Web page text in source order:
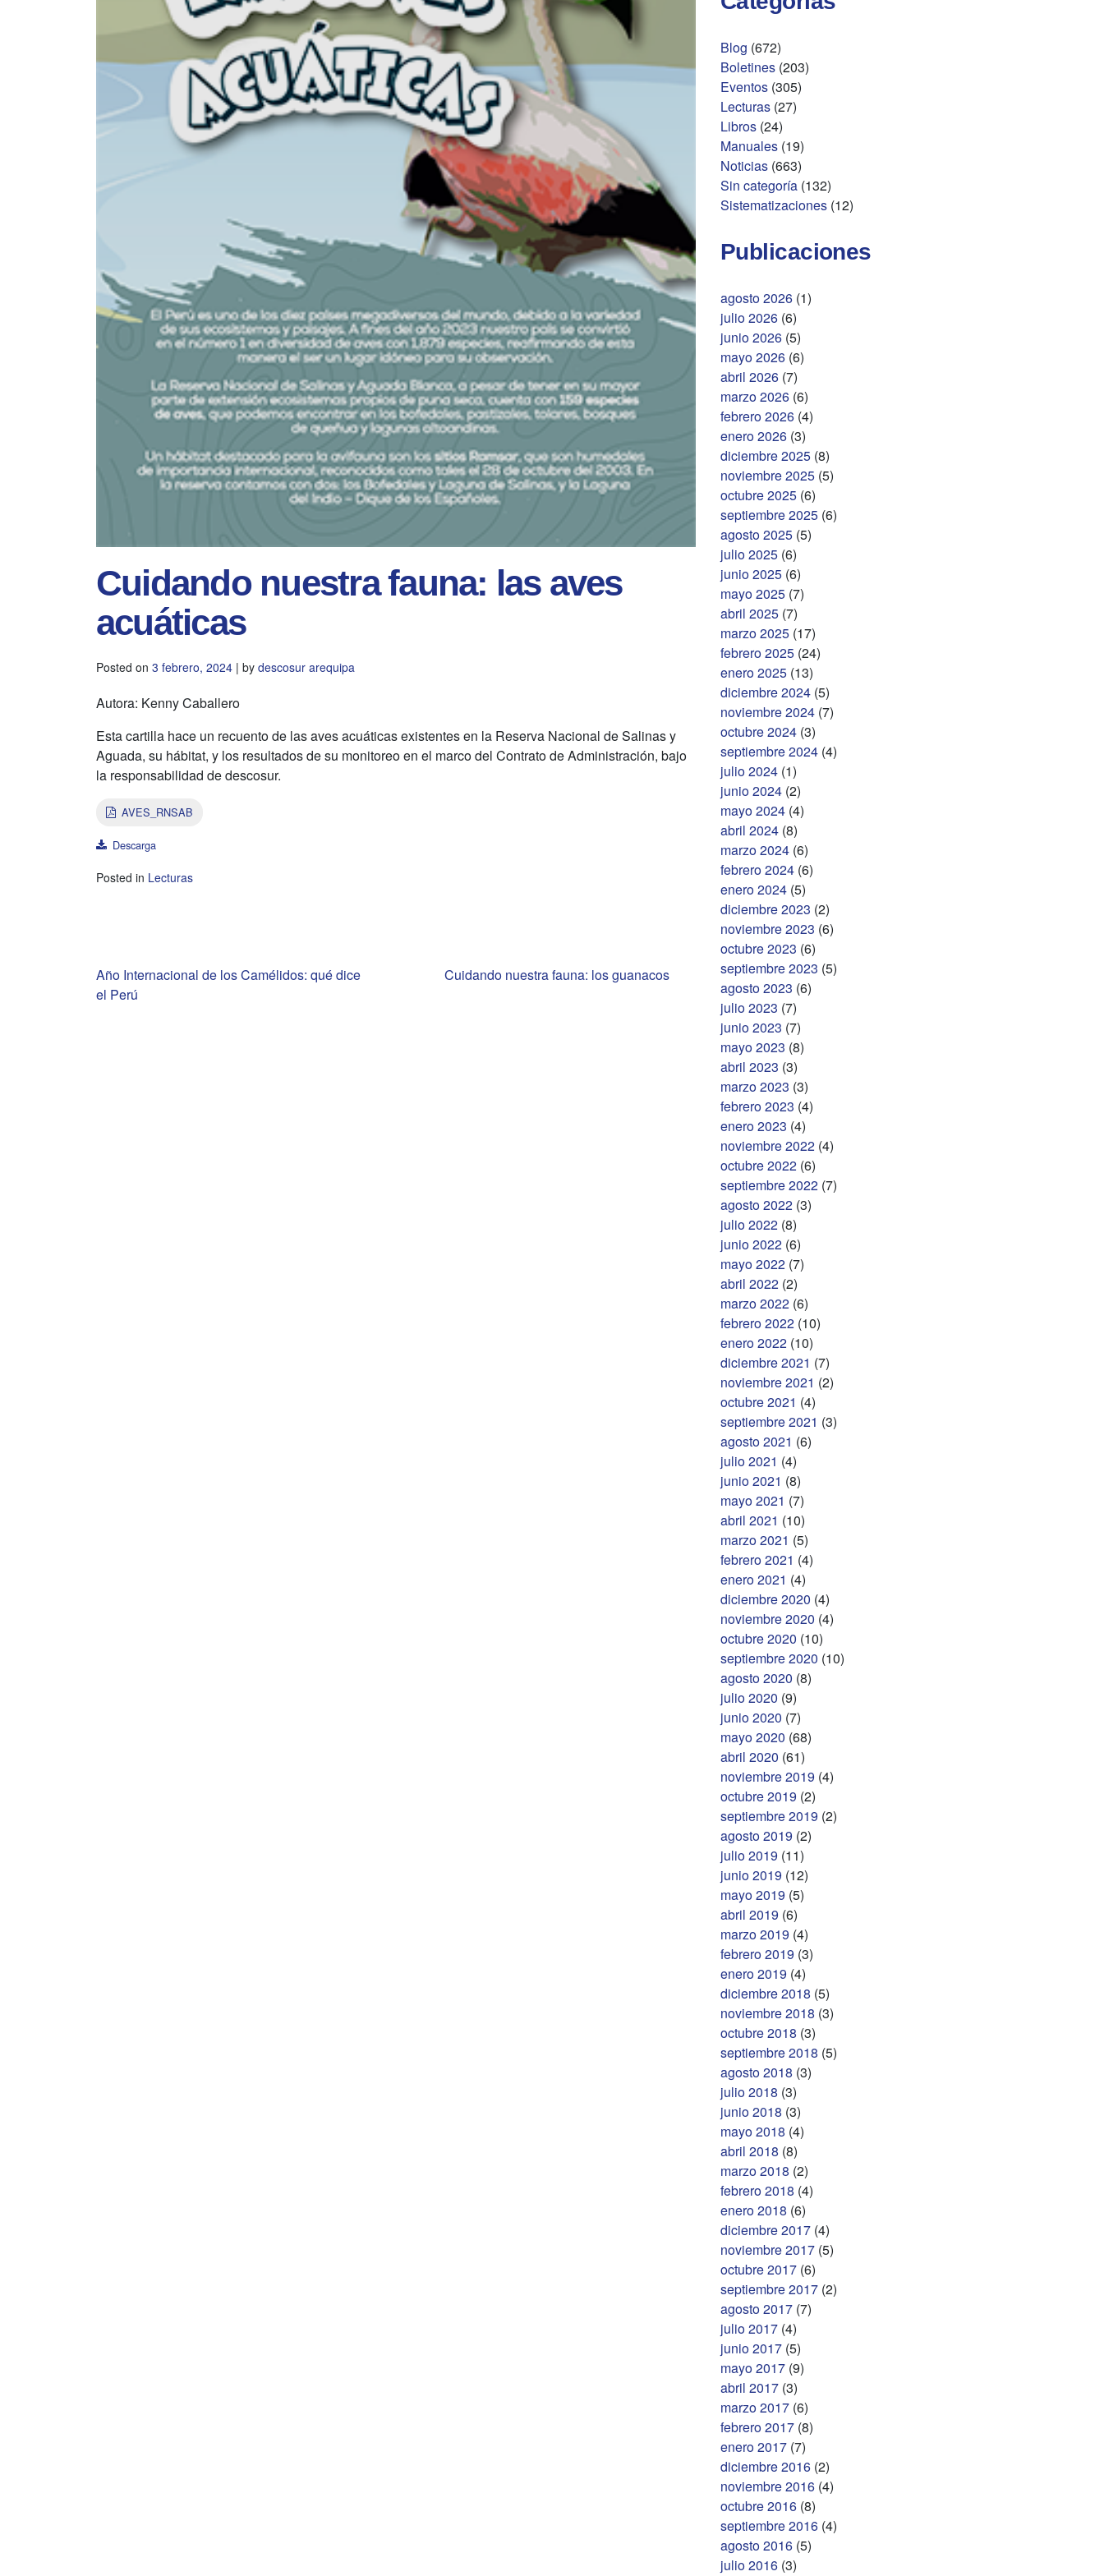
Cuidando nuestra fauna: las aves
acuáticas
Posted on 3 febrero, 2024 | by descosur arequipa
Autora: Kenny Caballero
Esta cartilla hace un recuento de las aves acuáticas existentes en la Reserva Nacional de Salinas y
Aguada, su hábitat, y los resultados de su monitoreo en el marco del Contrato de Administración, bajo
la responsabilidad de descosur.
AVES_RNSAB
Descarga
Posted in Lecturas
Navegación
Año Internacional de los Camélidos: qué dice
el Perú
Cuidando nuestra fauna: los guanacos
Blog (672)
Boletines (203)
Eventos (305)
Lecturas (27)
Libros (24)
Manuales (19)
Noticias (663)
Sin categoría (132)
Sistematizaciones (12)
Publicaciones
agosto 2026 (1)
julio 2026 (6)
junio 2026 (5)
mayo 2026 (6)
abril 2026 (7)
marzo 2026 (6)
febrero 2026 (4)
enero 2026 (3)
diciembre 2025 (8)
noviembre 2025 (5)
octubre 2025 (6)
septiembre 2025 (6)
agosto 2025 (5)
julio 2025 (6)
junio 2025 (6)
mayo 2025 (7)
abril 2025 (7)
marzo 2025 (17)
febrero 2025 (24)
enero 2025 (13)
diciembre 2024 (5)
noviembre 2024 (7)
octubre 2024 (3)
septiembre 2024 (4)
julio 2024 (1)
junio 2024 (2)
mayo 2024 (4)
abril 2024 (8)
marzo 2024 (6)
febrero 2024 (6)
enero 2024 (5)
diciembre 2023 (2)
noviembre 2023 (6)
octubre 2023 (6)
septiembre 2023 (5)
agosto 2023 (6)
julio 2023 (7)
junio 2023 (7)
mayo 2023 (8)
abril 2023 (3)
marzo 2023 (3)
febrero 2023 (4)
enero 2023 (4)
noviembre 2022 (4)
octubre 2022 (6)
septiembre 2022 (7)
agosto 2022 (3)
julio 2022 (8)
junio 2022 (6)
mayo 2022 (7)
abril 2022 (2)
marzo 2022 (6)
febrero 2022 (10)
enero 2022 (10)
diciembre 2021 (7)
noviembre 2021 (2)
octubre 2021 (4)
septiembre 2021 (3)
agosto 2021 (6)
julio 2021 (4)
junio 2021 (8)
mayo 2021 (7)
abril 2021 (10)
marzo 2021 (5)
febrero 2021 (4)
enero 2021 (4)
diciembre 2020 (4)
noviembre 2020 (4)
octubre 2020 (10)
septiembre 2020 (10)
agosto 2020 (8)
julio 2020 (9)
junio 2020 (7)
mayo 2020 (68)
abril 2020 (61)
noviembre 2019 (4)
octubre 2019 (2)
septiembre 2019 (2)
agosto 2019 (2)
julio 2019 (11)
junio 2019 (12)
mayo 2019 (5)
abril 2019 (6)
marzo 2019 (4)
febrero 2019 (3)
enero 2019 (4)
diciembre 2018 (5)
noviembre 2018 (3)
octubre 2018 (3)
septiembre 2018 (5)
agosto 2018 (3)
julio 2018 (3)
junio 2018 (3)
mayo 2018 (4)
abril 2018 (8)
marzo 2018 (2)
febrero 2018 (4)
enero 2018 (6)
diciembre 2017 (4)
noviembre 2017 (5)
octubre 2017 (6)
septiembre 2017 (2)
agosto 2017 (7)
julio 2017 (4)
junio 2017 (5)
mayo 2017 (9)
abril 2017 (3)
marzo 2017 (6)
febrero 2017 (8)
enero 2017 (7)
diciembre 2016 (2)
noviembre 2016 (4)
octubre 2016 (8)
septiembre 2016 (4)
agosto 2016 (5)
julio 2016 (3)